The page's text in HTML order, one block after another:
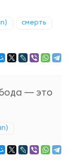
смерть
— это